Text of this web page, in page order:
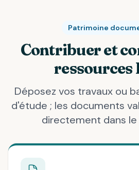
Patrimoine
Contribuer et
ressources
Déposez vos travaux ou
d'étude ; les documents
directement dans